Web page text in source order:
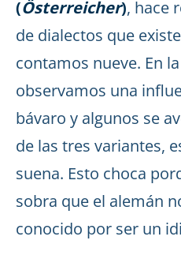
(Österreicher), hace
de dialectos que
contamos nueve. En
observamos una
bávaro y algunos se
de las tres variantes,
suena. Esto choca
sobra que el alemán
conocido por ser un